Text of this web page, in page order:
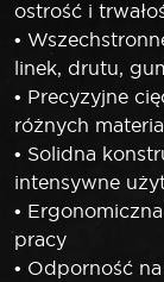
ostrość i
•
linek, drutu,
• Precyzyjne
różnych
• Solidna
intensywne
•
pracy
• Odporność